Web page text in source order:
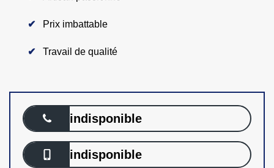
Prix imbattable
Travail de qualité
indisponible
indisponible